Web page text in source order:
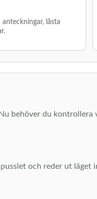
låsta
behöver du
och reder ut läget